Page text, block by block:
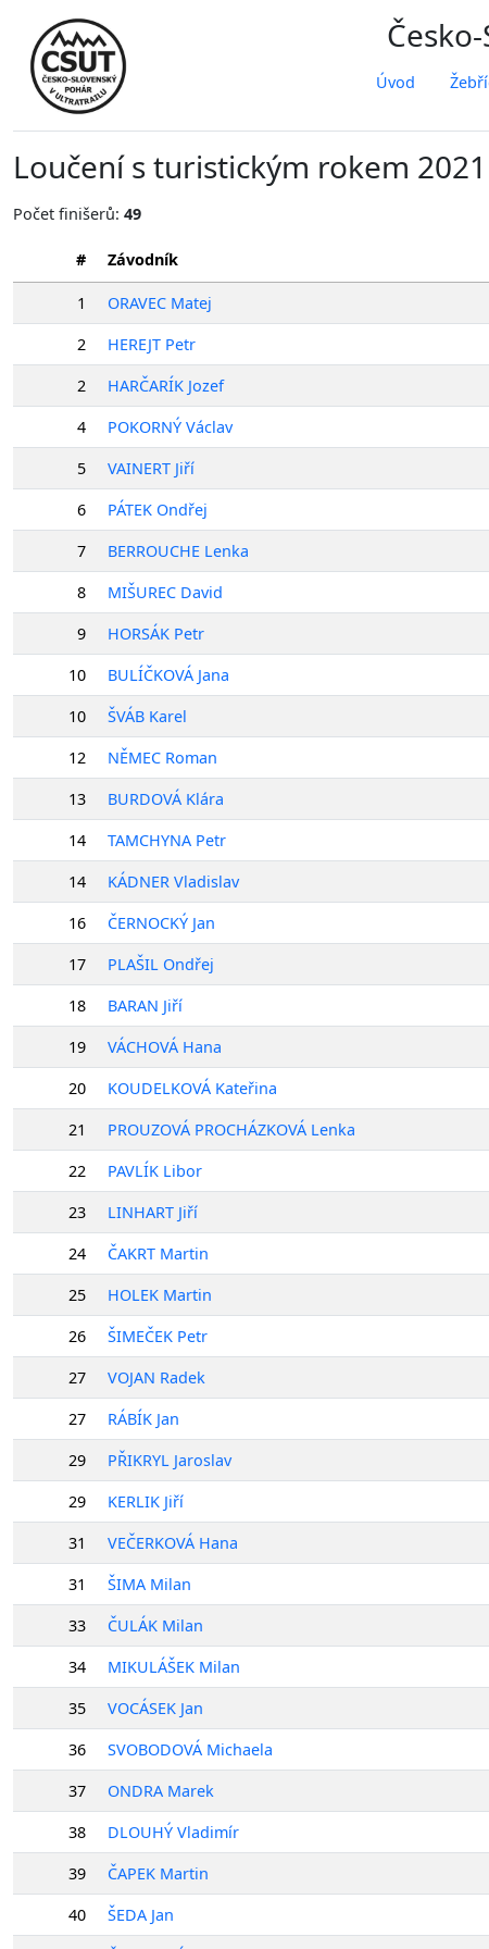
Úvod
Loučení s turistickým rokem 2021
Počet finišerů: 49
# Závodník
1 ORAVEC Matej
2
HEREJT Petr
2
HARČARÍK Jozef
4
POKORNÝ Václav
5
VAINERT Jiří
6
PÁTEK Ondřej
7
BERROUCHE Lenka
8
MIŠUREC David
9
HORSÁK Petr
10
BULÍČKOVÁ Jana
10
ŠVÁB Karel
12
NĚMEC Roman
13
BURDOVÁ Klára
14
TAMCHYNA Petr
14
KÁDNER Vladislav
16
ČERNOCKÝ Jan
17
PLAŠIL Ondřej
18
BARAN Jiří
19
VÁCHOVÁ Hana
20
KOUDELKOVÁ Kateřina
21
PROUZOVÁ PROCHÁZKOVÁ Lenka
22
PAVLÍK Libor
23
LINHART Jiří
24
ČAKRT Martin
25
HOLEK Martin
26
ŠIMEČEK Petr
27
VOJAN Radek
27
RÁBÍK Jan
29
PŘIKRYL Jaroslav
29
KERLIK Jiří
31
VEČERKOVÁ Hana
31
ŠIMA Milan
33
ČULÁK Milan
34
MIKULÁŠEK Milan
35
VOCÁSEK Jan
36
SVOBODOVÁ Michaela
37
ONDRA Marek
38
DLOUHÝ Vladimír
39
ČAPEK Martin
40
ŠEDA Jan